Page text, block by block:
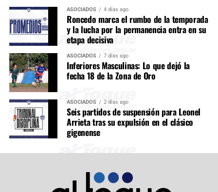
ASOCIADOS 4 días ago
Roncedo marca el rumbo de la temporada
y la lucha por la permanencia entra en su
etapa decisiva
ASOCIADOS 7 días ago
Inferiores Masculinas: Lo que dejó la
fecha 18 de la Zona de Oro
ASOCIADOS 2 días ago
Seis partidos de suspensión para Leonel
Arrieta tras su expulsión en el clásico
gigenense